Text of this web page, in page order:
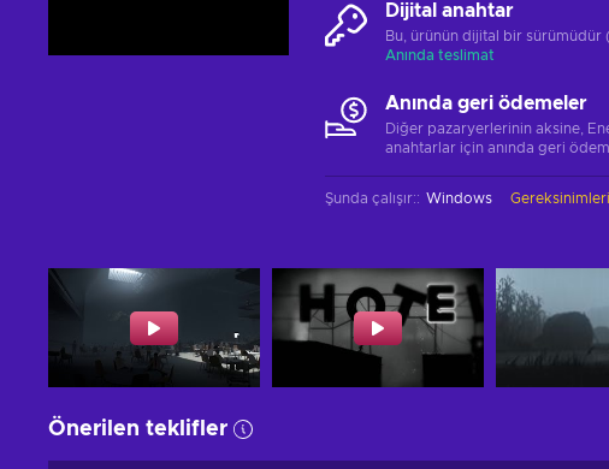
Dijital anahtar
Bu, ürünün dijital bir sürümüdür
Anında teslimat
Anında geri ödemeler
Diğer pazaryerlerinin aksine,
anahtarlar için anında geri
Şunda çalışır:: Windows
Önerilen teklifler